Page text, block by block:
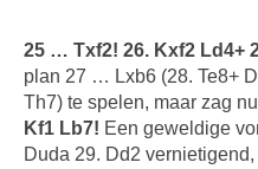
25 … Txf2! 26. Kxf2 Ld4+
plan 27 … Lxb6 (28. Te8+
Th7) te spelen, maar zag
Kf1 Lb7! Een geweldige
Duda 29. Dd2